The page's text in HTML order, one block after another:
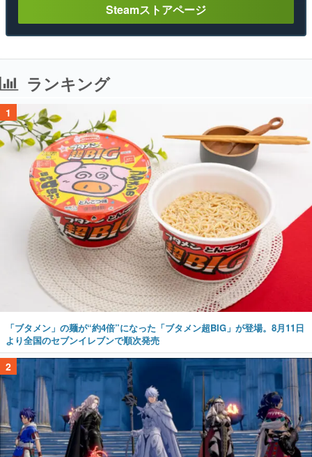
Steamストアページ
ランキング
1
「ブタメン」の麺が“約4倍”になった「ブタメン超BIG」が登場。8月11日
より全国のセブンイレブンで順次発売
2